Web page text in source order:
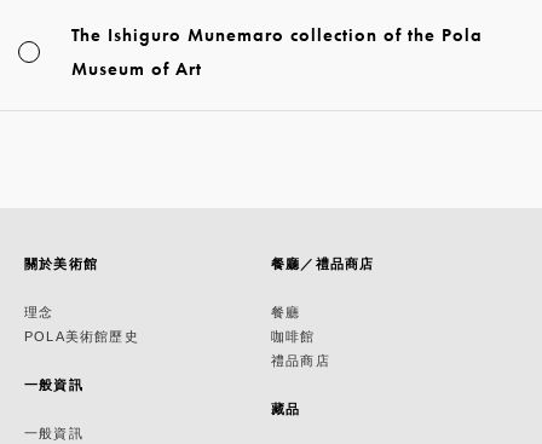
The Ishiguro Munemaro collection of the Pola
Museum of Art
關於美術館
理念
POLA美術館歷史
一般資訊
一般資訊
餐廳／禮品商店
餐廳
咖啡館
禮品商店
藏品